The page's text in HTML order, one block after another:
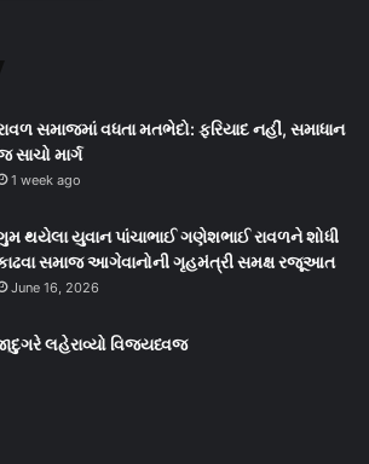
સમાજમાં વધતા મતભેદો: ફરિયાદ નહીં, સમાધાન
સાચો માર્ગ
1 week ago
થયેલા યુવાન પાંચાભાઈ ગણેશભાઈ રાવળને શોધી
સમાજ આગેવાનોની ગૃહમંત્રી સમક્ષ રજૂઆત
June 16, 2026
લહેરાવ્યો વિજયધ્વજ